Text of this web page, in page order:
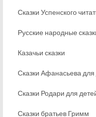
Сказки Успенского
Русские народные
Казачьи сказки
Сказки Афанасьева для
Сказки Родари для
Сказки братьев Гримм